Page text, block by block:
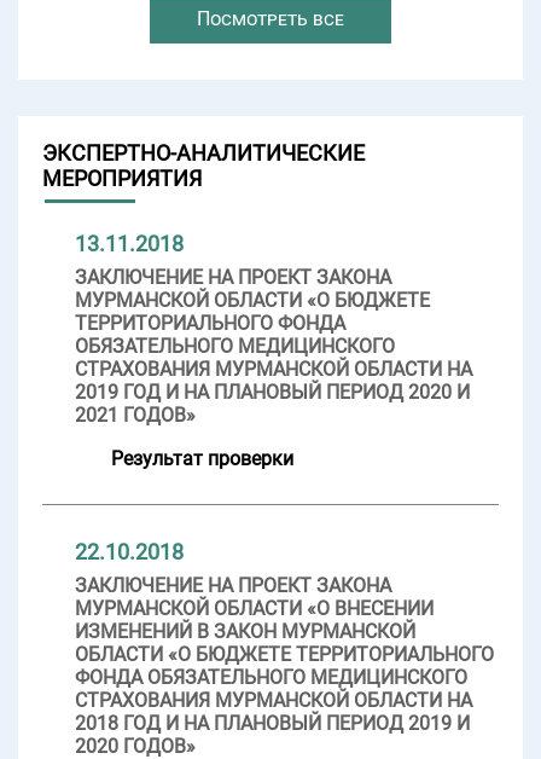
Посмотреть все
ЭКСПЕРТНО-АНАЛИТИЧЕСКИЕ
МЕРОПРИЯТИЯ
13.11.2018
ЗАКЛЮЧЕНИЕ НА ПРОЕКТ ЗАКОНА
МУРМАНСКОЙ ОБЛАСТИ «О БЮДЖЕТЕ
ТЕРРИТОРИАЛЬНОГО ФОНДА
ОБЯЗАТЕЛЬНОГО МЕДИЦИНСКОГО
СТРАХОВАНИЯ МУРМАНСКОЙ ОБЛАСТИ НА
2019 ГОД И НА ПЛАНОВЫЙ ПЕРИОД 2020 И
2021 ГОДОВ»
Результат проверки
22.10.2018
ЗАКЛЮЧЕНИЕ НА ПРОЕКТ ЗАКОНА
МУРМАНСКОЙ ОБЛАСТИ «О ВНЕСЕНИИ
ИЗМЕНЕНИЙ В ЗАКОН МУРМАНСКОЙ
ОБЛАСТИ «О БЮДЖЕТЕ ТЕРРИТОРИАЛЬНОГО
ФОНДА ОБЯЗАТЕЛЬНОГО МЕДИЦИНСКОГО
СТРАХОВАНИЯ МУРМАНСКОЙ ОБЛАСТИ НА
2018 ГОД И НА ПЛАНОВЫЙ ПЕРИОД 2019 И
2020 ГОДОВ»